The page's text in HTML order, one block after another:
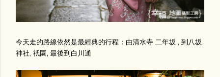
今天走的路線依然是最經典的行程：由清水寺 二年坂 , 到八坂
神社, 祇園, 最後到白川通